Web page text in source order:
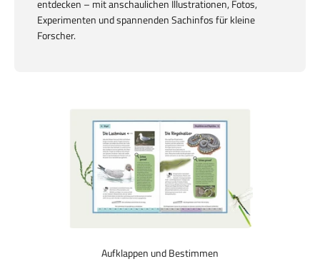
entdecken – mit anschaulichen Illustrationen, Fotos,
Experimenten und spannenden Sachinfos für kleine
Forscher.
Aufklappen und Bestimmen